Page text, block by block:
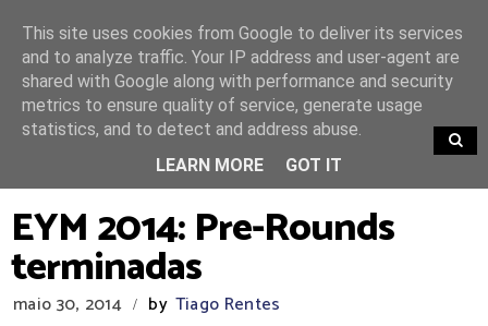
TRENDING
EYM 2014: Pre-Rounds
terminadas
maio 30, 2014 / by Tiago Rentes
This site uses cookies from Google to deliver its services
and to analyze traffic. Your IP address and user-agent are
shared with Google along with performance and security
metrics to ensure quality of service, generate usage
statistics, and to detect and address abuse.
LEARN MORE
GOT IT